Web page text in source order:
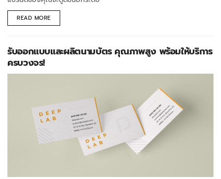
READ MORE
รับออกแบบและผลิตนามบัตร คุณภาพสูง พร้อมให้บริการ
ครบวงจร!